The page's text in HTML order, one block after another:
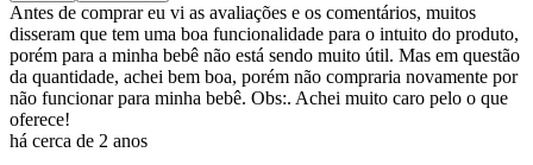
Antes de comprar eu vi as avaliações e os comentários, muitos
disseram que tem uma boa funcionalidade para o intuito do produto,
porém para a minha bebê não está sendo muito útil. Mas em questão
da quantidade, achei bem boa, porém não compraria novamente por
não funcionar para minha bebê. Obs:. Achei muito caro pelo o que
oferece!
há cerca de 2 anos